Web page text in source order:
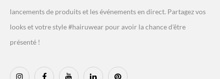
lancements de produits et les événements en direct. Partagez vos
looks et votre style #hairuwear pour avoir la chance d'être
présenté !